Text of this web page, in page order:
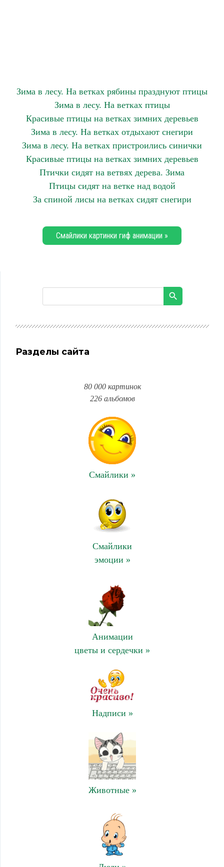
Зима в лесу. На ветках рябины празднуют птицы
Зима в лесу. На ветках птицы
Красивые птицы на ветках зимних деревьев
Зима в лесу. На ветках отдыхают снегири
Зима в лесу. На ветках пристроились синички
Красивые птицы на ветках зимних деревьев
Птички сидят на ветвях дерева. Зима
Птицы сидят на ветке над водой
За спиной лисы на ветках сидят снегири
Смайлики картинки гиф анимации »
Разделы сайта
80 000 картинок
226 альбомов
Смайлики »
Смайлики
эмоции »
Анимации
цветы и сердечки »
Надписи »
Животные »